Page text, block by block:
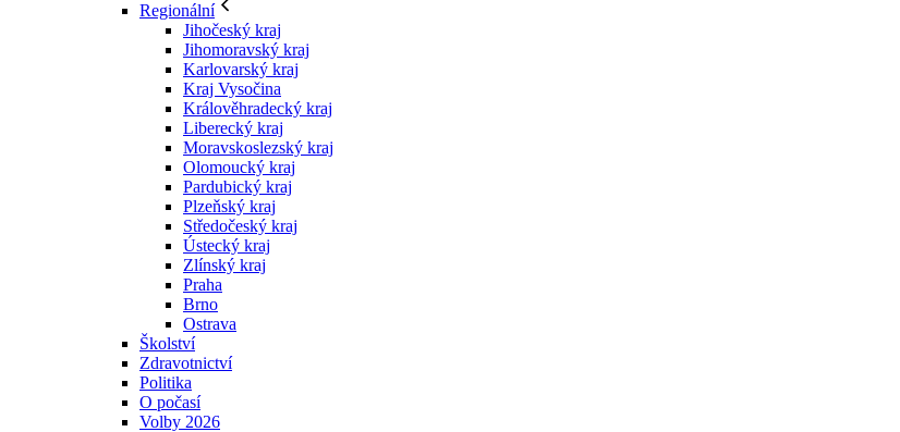
Regionální
Jihočeský kraj
Jihomoravský kraj
Karlovarský kraj
Kraj Vysočina
Králověhradecký kraj
Liberecký kraj
Moravskoslezský kraj
Olomoucký kraj
Pardubický kraj
Plzeňský kraj
Středočeský kraj
Ústecký kraj
Zlínský kraj
Praha
Brno
Ostrava
Školství
Zdravotnictví
Politika
O počasí
Volby 2026